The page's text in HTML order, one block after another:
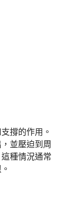
撐的作用。
並壓迫到周
種情況通常